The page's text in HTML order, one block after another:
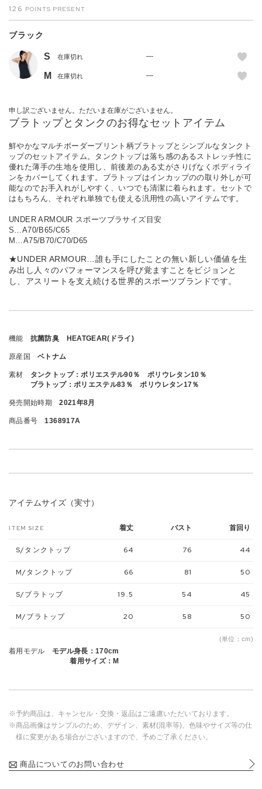
126
ブラック
S 在庫切れ —
M 在庫切れ —
申し訳ございません。ただいま在庫がございません。
ブラトップとタンクのお得なセットアイテム
鮮やかなマルチボーダープリント柄ブラトップとシンプルなタンクト
ップのセットアイテム。タンクトップは落ち感のあるストレッチ性に
優れた薄手の生地を使用し、前後差のある丈がさりげなくボディライ
ンをカバーしてくれます。ブラトップはインカップのの取り外しが可
能なのでお手入れがしやすく、いつでも清潔に着られます。セットで
はもちろん、それぞれ単独でも使える汎用性の高いアイテムです。
UNDER ARMOUR スポーツブラサイズ目安
S…A70/B65/C65
M…A75/B70/C70/D65
★UNDER ARMOUR…誰も手にしたことの無い新しい価値を生
み出し人々のパフォーマンスを呼び覚ますことをビジョンと
し、アスリートを支え続ける世界的スポーツブランドです。
機能 抗菌防臭 HEATGEAR(ドライ)
原産国 ベトナム
素材
タンクトップ：ポリエステル90％ ポリウレタン10％
ブラトップ：ポリエステル83％ ポリウレタン17％
発売開始時期 2021年8月
商品番号 1368917A
アイテムサイズ（実寸）
ITEM SIZE 着丈 バスト 首回り
S/タンクトップ 64 76 44
M/タンクトップ 66 81 50
S/ブラトップ 19.5 54 45
M/ブラトップ 20 58 50
(単位：cm)
着用モデル
モデル身長：170cm
着用サイズ：M
※予約商品は、キャンセル・交換・返品はご遠慮いただいております。
※商品画像はサンプルのため、デザイン、素材(混率等)、色味やサイズ等の仕
様に変更がある場合がございますので、予めご了承ください。
商品についてのお問い合わせ